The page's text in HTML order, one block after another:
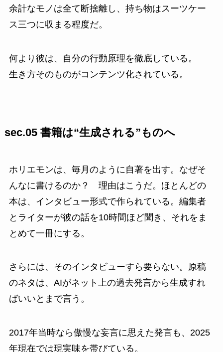
余計なモノは全て断捨離し、持ち物はスーツケー
ス三つに収まる程度だ。
何より彼は、自分の行動原理を徹底している。
生き方そのものがコンテンツ化されている。
sec.05 書籍は“生成される”ものへ
ホリエモンは、毎月のように自著を出す。なぜそ
んなに書けるのか？ 理由はこうだ。ほとんどの
本は、インタビュー形式で作られている。編集者
とライターが彼の話を10時間ほど聞き、それをま
とめて一冊にする。
さらには、そのインタビューすら要らない。原稿
のネタは、AIがネット上の過去発言から生成すれ
ばいいとまで言う。
2017年当時なら傲慢な妄言に思えた発言も、2025
年現在では現実味を帯びている。